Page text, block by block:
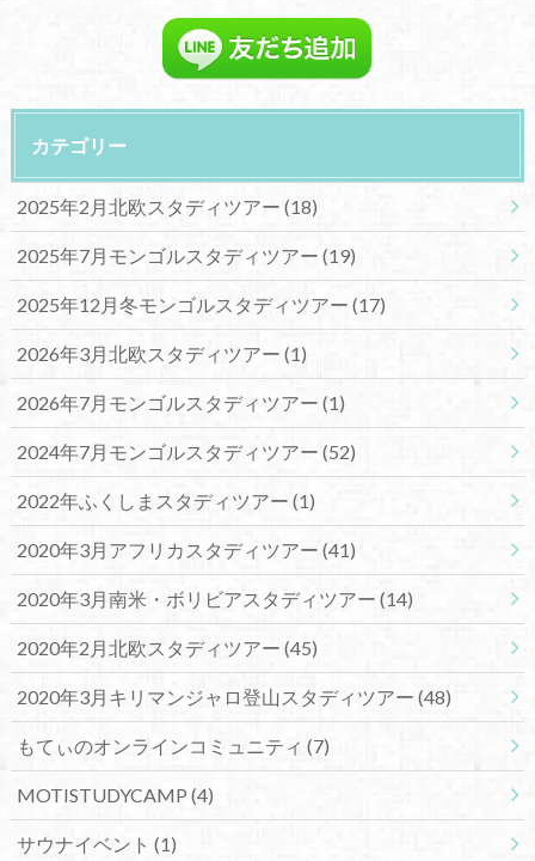
カテゴリー
2025年2月北欧スタディツアー (18)
2025年7月モンゴルスタディツアー (19)
2025年12月冬モンゴルスタディツアー (17)
2026年3月北欧スタディツアー (1)
2026年7月モンゴルスタディツアー (1)
2024年7月モンゴルスタディツアー (52)
2022年ふくしまスタディツアー (1)
2020年3月アフリカスタディツアー (41)
2020年3月南米・ボリビアスタディツアー (14)
2020年2月北欧スタディツアー (45)
2020年3月キリマンジャロ登山スタディツアー (48)
もてぃのオンラインコミュニティ (7)
MOTISTUDYCAMP (4)
サウナイベント (1)